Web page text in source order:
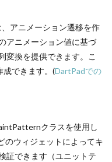
アニメーション遷移を作
アニメーション値に基づ
変換を提供できます。こ
成できます。(DartPadでの
クラスを使用し
ウィジェットによってキ
証できます（ユニットテ